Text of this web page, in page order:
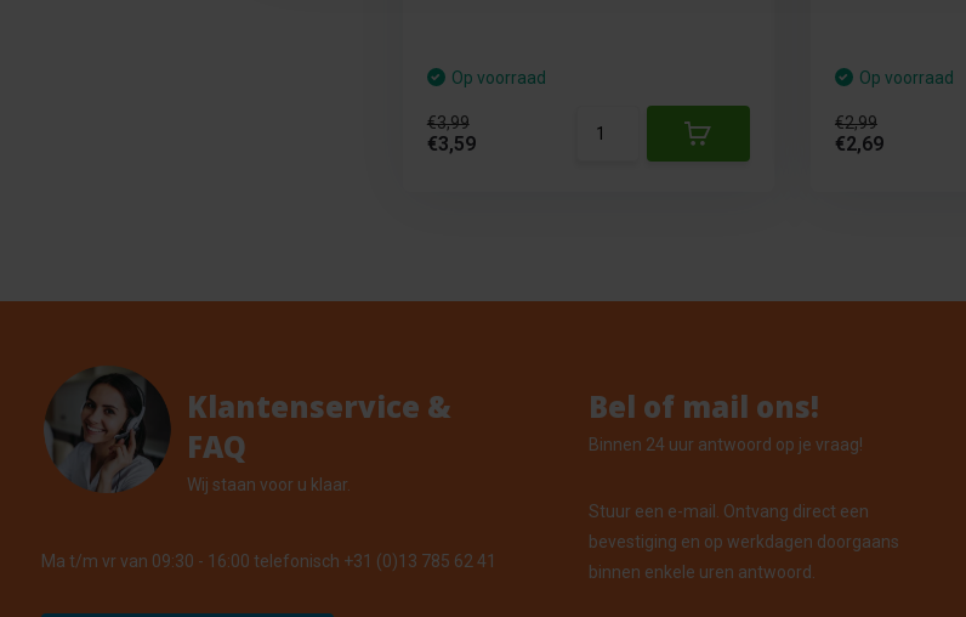
Op voorraad
€3,99
€3,59
Op voorraad
€2,99
€2,69
Klantenservice &
FAQ
Wij staan voor u klaar.
Ma t/m vr van 09:30 - 16:00 telefonisch +31 (0)13 785 62 41
Bel of mail ons!
Binnen 24 uur antwoord op je vraag!
Stuur een e-mail. Ontvang direct een
bevestiging en op werkdagen doorgaans
binnen enkele uren antwoord.